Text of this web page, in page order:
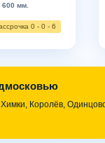
600 мм.
0 - 0 - 6
Королёв, Одинцово